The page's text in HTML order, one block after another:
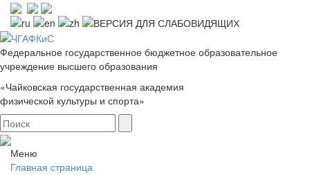
Федеральное государственное бюджетное образовательное
учреждение высшего образования
«Чайковская государственная академия
физической культуры и спорта»
Меню
Главная страница